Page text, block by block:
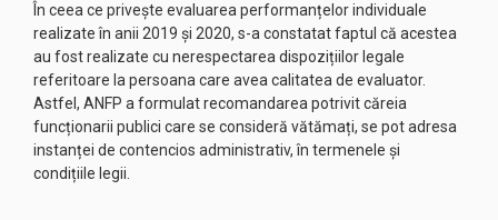
În ceea ce privește evaluarea performanțelor individuale
realizate în anii 2019 și 2020, s-a constatat faptul că acestea
au fost realizate cu nerespectarea dispozițiilor legale
referitoare la persoana care avea calitatea de evaluator.
Astfel, ANFP a formulat recomandarea potrivit căreia
funcționarii publici care se consideră vătămați, se pot adresa
instanței de contencios administrativ, în termenele și
condițiile legii.